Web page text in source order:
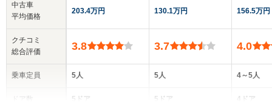
中古車
平均価格
クチコミ
総合評価
乗車定員
ドア数
203.4万円
3.8
5人
5ドア
130.1万円
3.7
5人
5ドア
156.5万円
4.0
4～5人
4ドア